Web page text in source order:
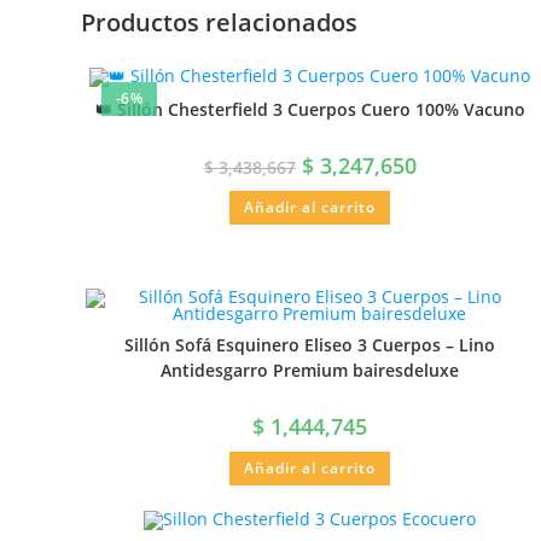
Productos relacionados
-6%
👑 Sillón Chesterfield 3 Cuerpos Cuero 100% Vacuno
$3,438,667 $3,247,650
Añadir al carrito
Sillón Sofá Esquinero Eliseo 3 Cuerpos – Lino
Antidesgarro Premium bairesdeluxe
$ 1,444,745
Añadir al carrito